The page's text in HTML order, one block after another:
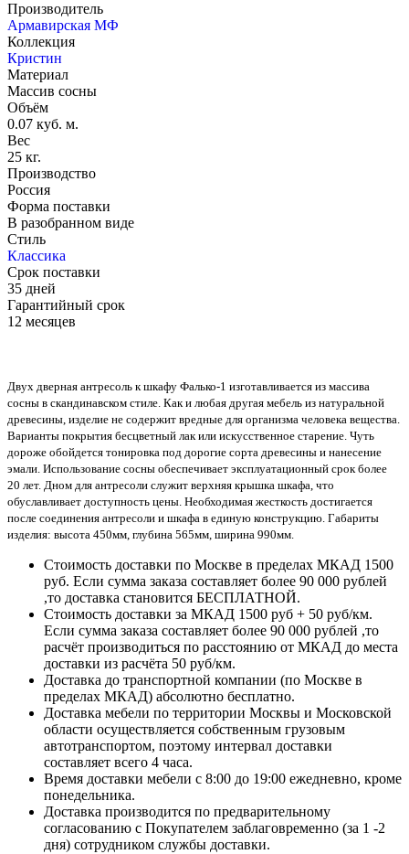
Производитель
Армавирская МФ
Коллекция
Кристин
Материал
Массив сосны
Объём
0.07 куб. м.
Вес
25 кг.
Производство
Россия
Форма поставки
В разобранном виде
Стиль
Классика
Срок поставки
35 дней
Гарантийный срок
12 месяцев
Двух дверная антресоль к шкафу Фалько-1 изготавливается из массива
сосны в скандинавском стиле. Как и любая другая мебель из натуральной
древесины, изделие не содержит вредные для организма человека вещества.
Варианты покрытия бесцветный лак или искусственное старение. Чуть
дороже обойдется тонировка под дорогие сорта древесины и нанесение
эмали. Использование сосны обеспечивает эксплуатационный срок более
20 лет. Дном для антресоли служит верхняя крышка шкафа, что
обуславливает доступность цены. Необходимая жесткость достигается
после соединения антресоли и шкафа в единую конструкцию. Габариты
изделия: высота 450мм, глубина 565мм, ширина 990мм.
Стоимость доставки по Москве в пределах МКАД 1500
руб. Если сумма заказа составляет более 90 000 рублей
,то доставка становится БЕСПЛАТНОЙ.
Стоимость доставки за МКАД 1500 руб + 50 руб/км.
Если сумма заказа составляет более 90 000 рублей ,то
расчёт производиться по расстоянию от МКАД до места
доставки из расчёта 50 руб/км.
Доставка до транспортной компании (по Москве в
пределах МКАД) абсолютно бесплатно.
Доставка мебели по территории Москвы и Московской
области осуществляется собственным грузовым
автотранспортом, поэтому интервал доставки
составляет всего 4 часа.
Время доставки мебели с 8:00 до 19:00 ежедневно, кроме
понедельника.
Доставка производится по предварительному
согласованию с Покупателем заблаговременно (за 1 -2
дня) сотрудником службы доставки.